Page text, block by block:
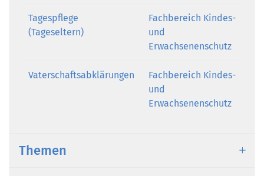
Tagespflege
(Tageseltern)
Fachbereich Kindes-
und
Erwachsenenschutz
Vaterschaftsabklärungen
Fachbereich Kindes-
und
Erwachsenenschutz
Themen